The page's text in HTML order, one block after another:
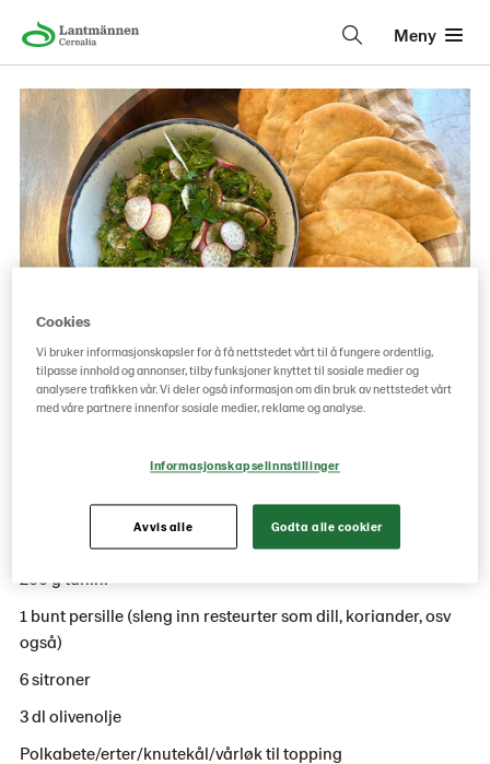
Meny
Ertedipp med pitabrød
Ingredienser
200 g tahini
1 bunt persille (sleng inn resteurter som dill, koriander, osv
også)
6 sitroner
3 dl olivenolje
Polkabete/erter/knutekål/vårløk til topping
Cookies
Vi bruker informasjonskapsler for å få nettstedet vårt til å fungere ordentlig,
tilpasse innhold og annonser, tilby funksjoner knyttet til sosiale medier og
analysere trafikken vår. Vi deler også informasjon om din bruk av nettstedet vårt
med våre partnere innenfor sosiale medier, reklame og analyse.
Informasjonskapselinnstillinger
Avvis alle Godta alle cookier